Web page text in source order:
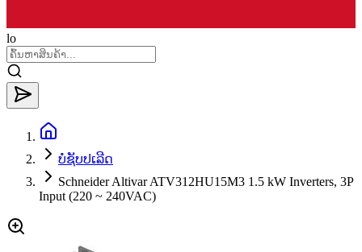
lo
ບໍ່ຊັບປເລີດ
Schneider Altivar ATV312HU15M3 1.5 kW Inverters, 3P
Input (220 ~ 240VAC)